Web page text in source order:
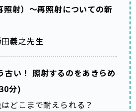
照射）～再照射についての新
義之先生
古い！ 照射するのをあきらめ
分)
どこまで耐えられる？